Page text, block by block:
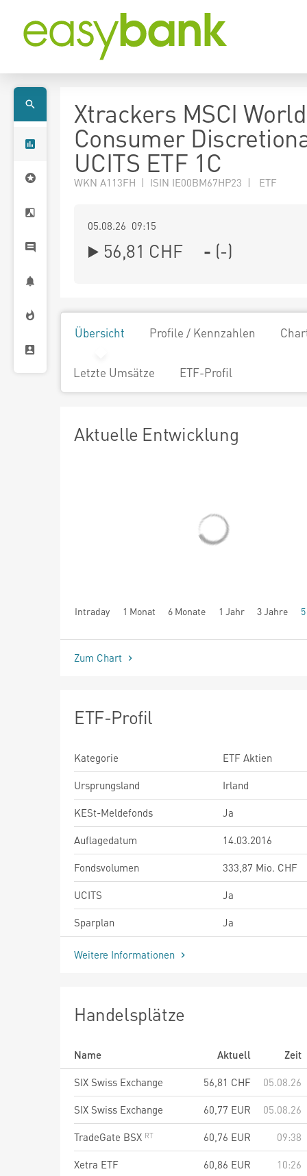
Xtrackers MSCI World
Consumer
UCITS ETF 1C
WKN A113FH | ISIN IE00BM67HP23 | ETF
05.08.26 09:15
56,81 CHF - (-)
Übersicht Profile / Kennzahlen
Letzte Umsätze ETF-Profil
Aktuelle Entwicklung
Intraday 1 Monat 6 Monate 1 Jahr 3 Jahre
seit Beginn
Zum Chart
ETF-Profil
Kategorie
ETF Aktien
Ursprungsland
Irland
KESt-Meldefonds
Ja
Auflagedatum
14.03.2016
Fondsvolumen
333,87 Mio. CHF
UCITS
Ja
Sparplan
Ja
Weitere Informationen
Handelsplätze
Name Aktuell
Zeit
SIX Swiss Exchange
56,81 CHF
05.08.26
SIX Swiss Exchange
60,77 EUR
05.08.26
TradeGate BSX
60,76 EUR
09:38
Xetra ETF
60,86 EUR
10:26